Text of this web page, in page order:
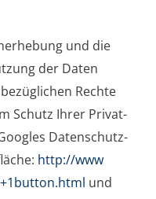
und die
der Daten
Rech­te
Schutz Ihrer Pri­vat­
Daten­schutz­
http://​www​
und